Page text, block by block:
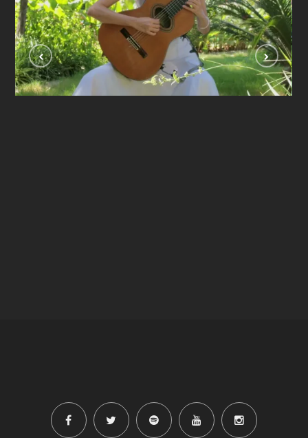
Se Ela Perguntar ( Dilermando Reis)
VIDEOLAR